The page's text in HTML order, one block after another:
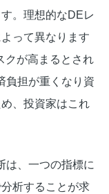
。理想的なDEレ
って異なります
クが高まるとされ
負担が重くなり資
、投資家はこれ
は、一つの指標に
析することが求